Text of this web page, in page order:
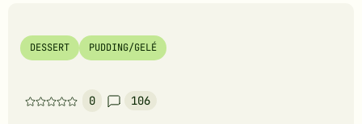
DESSERT PUDDING/GELÉ
0
Denne
106